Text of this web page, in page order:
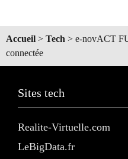
Accueil > Tech > e-novACT
connectée
Sites tech
Realite-Virtuelle.com
LeBigData.fr